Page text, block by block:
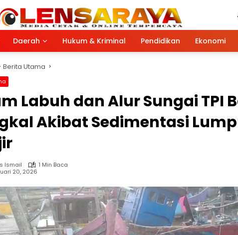
Daerah Hukum & Kriminal Pendidikan Ekonomi
Berita Utama
Labuh dan Alur Sungai TPI
Akibat Sedimentasi
Ismail
1 Min Baca
20, 2026